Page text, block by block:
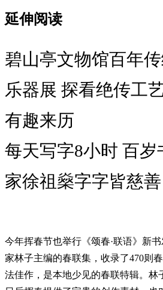
延伸阅读
碧山亭文物馆百年
乐器展 探看绝传工
有趣来历
每天写字8小时 百岁
家徐祖燊字字皆慈善
今年挥春节也举行《颂春·联语》新
家林子主编的春联集，收录了470则
法佳作，是本地少见的春联特辑。林